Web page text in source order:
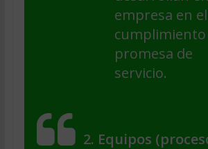
empresa en el
cumplimiento
promesa de
servicio.
2. Equipos